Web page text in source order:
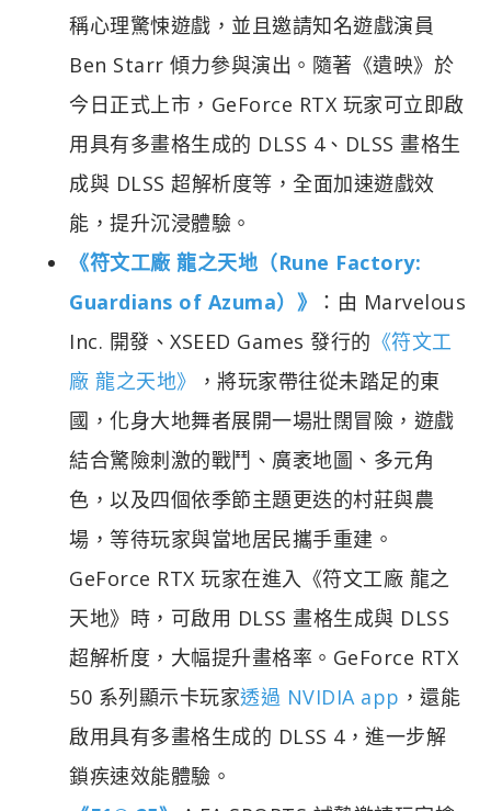
稱心理驚悚遊戲，並且邀請知名遊戲演員
Ben Starr 傾力參與演出。隨著《遺映》於
今日正式上市，GeForce RTX 玩家可立即啟
用具有多畫格生成的 DLSS 4、DLSS 畫格生
成與 DLSS 超解析度等，全面加速遊戲效
能，提升沉浸體驗。
《符文工廠 龍之天地（Rune Factory:
Guardians of Azuma）》
：由 Marvelous
Inc. 開發、XSEED Games 發行的 《符文工
廠 龍之天地》
，將玩家帶往從未踏足的東
國，化身大地舞者展開一場壯闊冒險，遊戲
結合驚險刺激的戰鬥、廣袤地圖、多元角
色，以及四個依季節主題更迭的村莊與農
場，等待玩家與當地居民攜手重建。
GeForce RTX 玩家在進入《符文工廠 龍之
天地》時，可啟用 DLSS 畫格生成與 DLSS
超解析度，大幅提升畫格率。GeForce RTX
50 系列顯示卡玩家透過 NVIDIA app ，還能
啟用具有多畫格生成的 DLSS 4，進一步解
鎖疾速效能體驗。